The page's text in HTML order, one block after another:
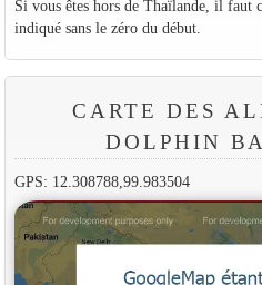
Si vous êtes hors de Thaïlande, il faut
indiqué sans le zéro du début.
CARTE DES
DOLPHIN
GPS: 12.308788,99.983504